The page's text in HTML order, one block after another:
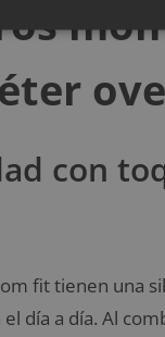
con
fit tienen una
día a día. Al